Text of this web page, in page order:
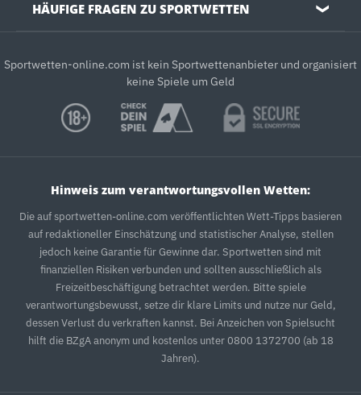
HÄUFIGE FRAGEN ZU SPORTWETTEN ❯
Sportwetten-online.com ist kein Sportwettenanbieter und organisiert
keine Spiele um Geld
Hinweis zum verantwortungsvollen Wetten:
Die auf sportwetten-online.com veröffentlichten Wett-Tipps basieren
auf redaktioneller Einschätzung und statistischer Analyse, stellen
jedoch keine Garantie für Gewinne dar. Sportwetten sind mit
finanziellen Risiken verbunden und sollten ausschließlich als
Freizeitbeschäftigung betrachtet werden. Bitte spiele
verantwortungsbewusst, setze dir klare Limits und nutze nur Geld,
dessen Verlust du verkraften kannst. Bei Anzeichen von Spielsucht
hilft die BZgA anonym und kostenlos unter 0800 1372700 (ab 18
Jahren).